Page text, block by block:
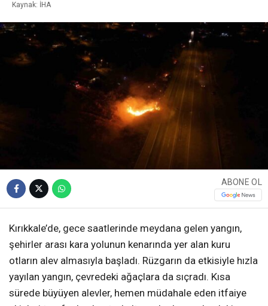
Kaynak: İHA
ABONE OL
Kırıkkale’de, gece saatlerinde meydana gelen yangın,
şehirler arası kara yolunun kenarında yer alan kuru
otların alev almasıyla başladı. Rüzgarın da etkisiyle hızla
yayılan yangın, çevredeki ağaçlara da sıçradı. Kısa
sürede büyüyen alevler, hemen müdahale eden itfaiye